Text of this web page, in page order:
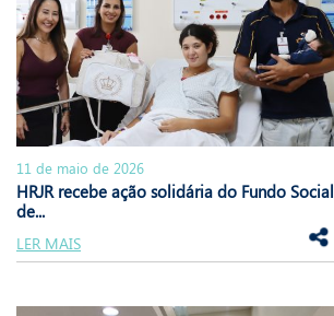
11 de maio de 2026
HRJR recebe ação solidária do Fundo Social
de...
LER MAIS